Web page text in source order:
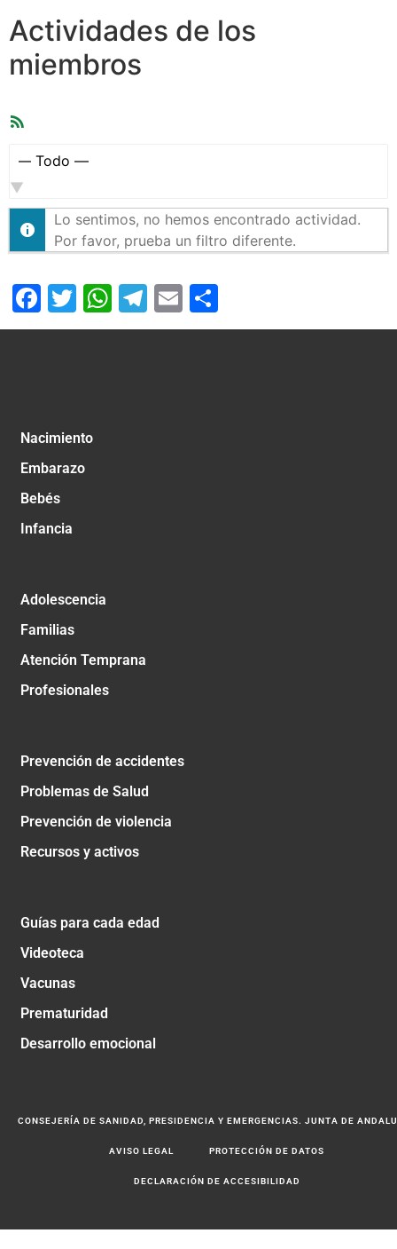
Actividades de los
miembros
Mostrar:
Lo sentimos, no hemos encontrado actividad.
Por favor, prueba un filtro diferente.
Facebook
Twitter
WhatsApp
Telegram
Email
Nacimiento
Embarazo
Bebés
Infancia
Adolescencia
Familias
Atención Temprana
Profesionales
Prevención de accidentes
Problemas de Salud
Prevención de violencia
Recursos y activos
Guías para cada edad
Videoteca
Vacunas
Prematuridad
Desarrollo emocional
CONSEJERÍA DE SANIDAD, PRESIDENCIA Y EMERGENCIAS. JUNTA DE
AVISO LEGAL PROTECCIÓN DE DATOS
DECLARACIÓN DE ACCESIBILIDAD